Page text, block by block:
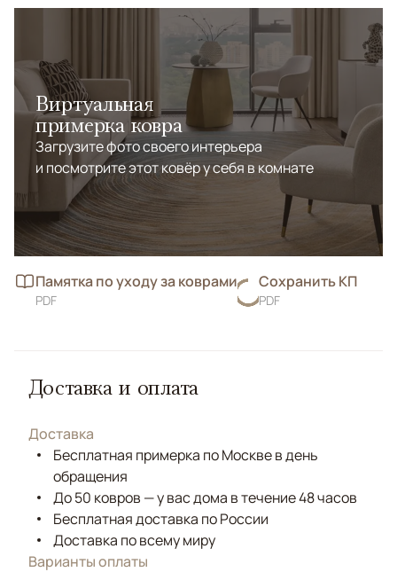
Виртуальная
примерка ковра
Загрузите фото своего интерьера
и посмотрите этот ковёр у себя в комнате
Памятка по уходу за коврами
PDF
Сохранить КП
PDF
Доставка и оплата
Доставка
Бесплатная примерка по Москве в день
обращения
До 50 ковров — у вас дома в течение 48 часов
Бесплатная доставка по России
Доставка по всему миру
Варианты оплаты